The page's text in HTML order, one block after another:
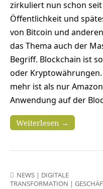
zirkuliert nun schon
Öffentlichkeit und
von Bitcoin und
das Thema auch der
Begriff. Blockchain ist
oder
mehr ist als nur
Anwendung auf der
Weiterlesen →
NEWS | DIGITALE
TRANSFORMATION |